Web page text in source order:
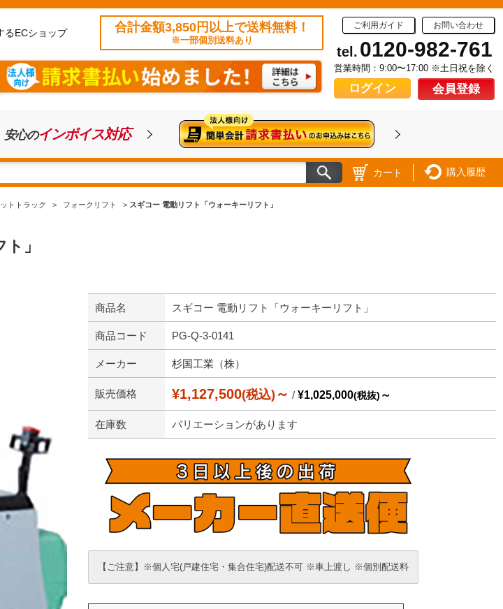
るECショップ 合計金額3,850円以上で送料無料！
※一部個別送料あり
ご利用ガイド お問い合わせ
tel. 0120-982-761
営業時間：9:00〜17:00 ※土日祝を除く
ログイン 会員登録
安心のインボイス対応
カート 購入履歴
トトラック > フォークリフト > スギコー 電動リフト「ウォーキーリフト」
」
商品名 スギコー 電動リフト「ウォーキーリフト」
商品コード PG-Q-3-0141
メーカー 杉国工業（株）
販売価格 ¥1,127,500(税込) ～ / ¥1,025,000(税抜) ～
在庫数 バリエーションがあります
【ご注意】※個人宅(戸建住宅・集合住宅)配送不可 ※車上渡し ※個別配送料